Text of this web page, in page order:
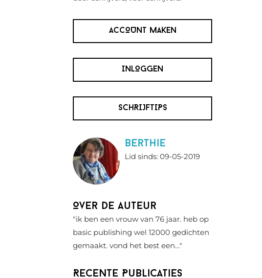
ACCOUNT MAKEN
INLOGGEN
SCHRIJFTIPS
berthie
Lid sinds: 09-05-2019
Over de auteur
"ik ben een vrouw van 76 jaar. heb op
basic publishing wel 12000 gedichten
gemaakt. vond het best een…"
Recente Publicaties